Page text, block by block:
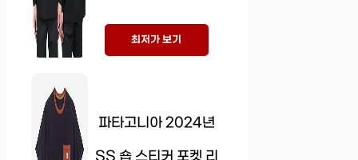
최저가 보기
파타고니아 2024년